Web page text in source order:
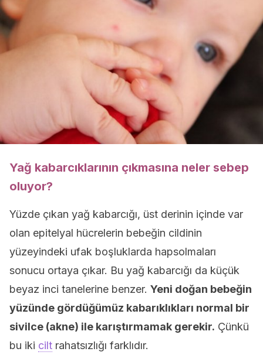
Yağ kabarcıklarının çıkmasına neler sebep
oluyor?
Yüzde çıkan yağ kabarcığı, üst derinin içinde var
olan epitelyal hücrelerin bebeğin cildinin
yüzeyindeki ufak boşluklarda hapsolmaları
sonucu ortaya çıkar. Bu yağ kabarcığı da küçük
beyaz inci tanelerine benzer. Yeni doğan bebeğin
yüzünde gördüğümüz kabarıklıkları normal bir
sivilce (akne) ile karıştırmamak gerekir. Çünkü
bu iki cilt rahatsızlığı farklıdır.